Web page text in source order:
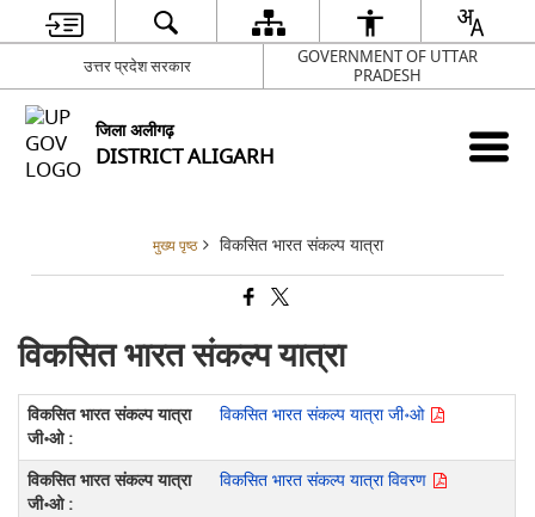
उत्तर प्रदेश सरकार
GOVERNMENT OF UTTAR
PRADESH
जिला अलीगढ़
DISTRICT ALIGARH
मुख्य पृष्ठ विकसित भारत संकल्प यात्रा
विकसित भारत संकल्प यात्रा
विकसित भारत संकल्प यात्रा जी॰ओ
विकसित भारत संकल्प यात्रा विवरण